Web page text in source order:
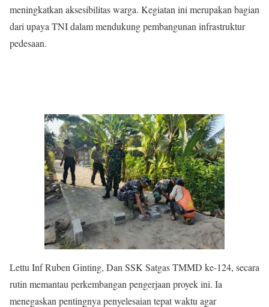
meningkatkan aksesibilitas warga. Kegiatan ini merupakan bagian
dari upaya TNI dalam mendukung pembangunan infrastruktur
pedesaan.
Lettu Inf Ruben Ginting, Dan SSK Satgas TMMD ke-124, secara
rutin memantau perkembangan pengerjaan proyek ini. Ia
menegaskan pentingnya penyelesaian tepat waktu agar